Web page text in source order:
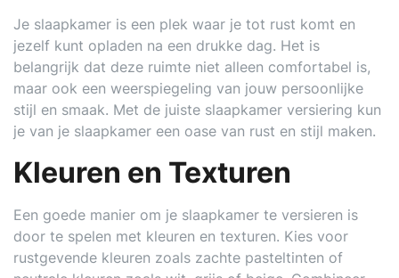
Je slaapkamer is een plek waar je tot rust komt en
jezelf kunt opladen na een drukke dag. Het is
belangrijk dat deze ruimte niet alleen comfortabel is,
maar ook een weerspiegeling van jouw persoonlijke
stijl en smaak. Met de juiste slaapkamer versiering kun
je van je slaapkamer een oase van rust en stijl maken.
Kleuren en Texturen
Een goede manier om je slaapkamer te versieren is
door te spelen met kleuren en texturen. Kies voor
rustgevende kleuren zoals zachte pasteltinten of